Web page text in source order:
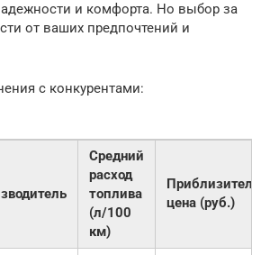
и комфорта. Но выбор за
от ваших предпочтений и
с конкурентами:
Средний
расход
топлива
(л/100
км)
цена (руб.)